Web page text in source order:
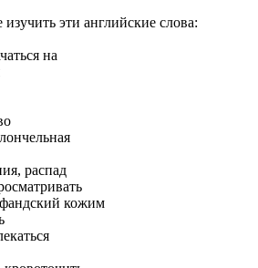
эти английские слова:
на
распад
кожим